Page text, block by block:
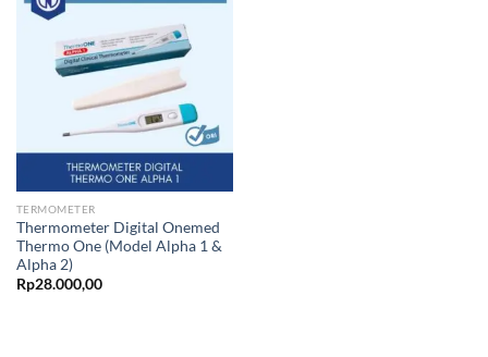
TERMOMETER
Thermometer Digital Onemed
Thermo One (Model Alpha 1 &
Alpha 2)
Rp28.000,00